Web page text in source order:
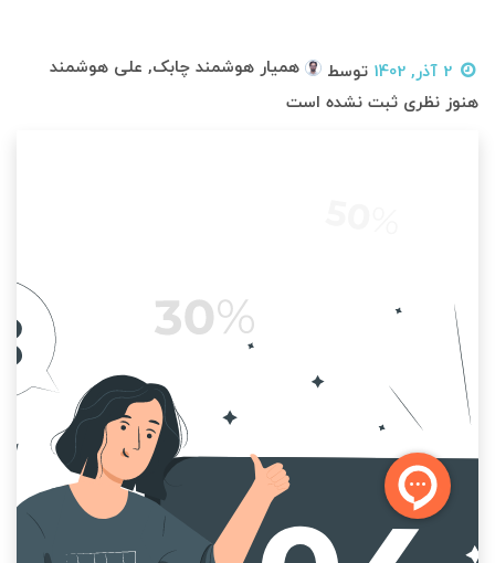
2 آذر, 1402 توسط
همیار هوشمند چابک, علی هوشمند
هنوز نظری ثبت نشده است